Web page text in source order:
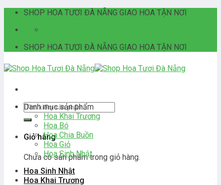
Skip
content
SHOP HOA TƯƠI ĐÀ NẴNG GIAO HOA TẬN NƠI
SHOP HOA TƯƠI ĐÀ NẴNG GIAO HOA TẬN NƠI
Tìm
kiếm:
Giỏ hàng
Chưa có sản phẩm trong giỏ hàng.
Danh mục sản phẩm
Hoa Khai Trương
Hoa Bó
Hoa Chia Buồn
Hoa Giỏ
Hoa Sinh Nhật
Hoa Sinh Nhật
Hoa Khai Trương